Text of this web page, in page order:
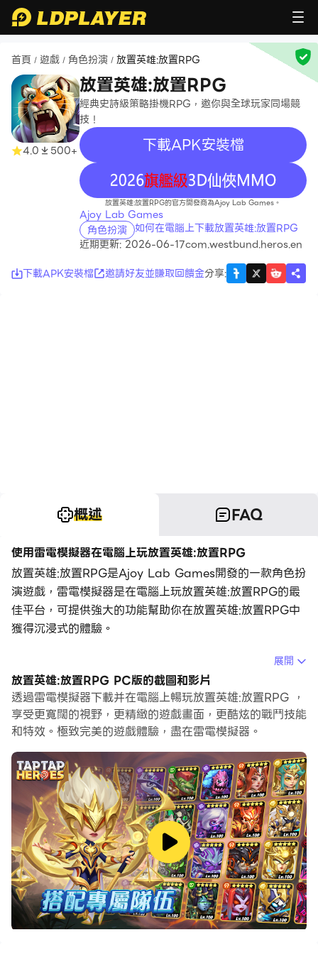
首頁 / 遊戲 / 角色扮演 / 放置英雄:放置RPG
4.0 500+
放置英雄:放置RPG
經典史詩級策略掛機RPG，邀你與全球玩家同場競
技！
下載APK安裝檔
recommend
放置英雄:放置RPG的官方開發商為Ajoy Lab Games。
Ajoy Lab Games
角色扮演 如何在電腦上下載放置英雄:放置RPG
近期更新: 2026-06-17com.westbund.heros.en
下載APK安裝檔
邀請好友並賺取回饋金分享:
概述 FAQ
使用雷電模擬器在電腦上玩放置英雄:放置RPG
放置英雄:放置RPG是Ajoy Lab Games開發的一款角色扮
演遊戲，雷電模擬器是在電腦上玩放置英雄:放置RPG的最
佳平台，可提供強大的功能幫助你在放置英雄:放置RPG中
獲得沉浸式的體驗。
當你在電腦上玩放置英雄:放置RPG的時候，作為一個想要
運行新帳號的初始玩家，多開和同步器功能對於首抽是非常
有用的。你可以使用他們去複製多個模擬器然後開始同步過
程。綁定您的帳號直到您抽到喜歡的英雄。
個很棒的選擇！運行同步器並錄製您的操作，然後即時地重
複主實例的操作。通過這樣做，您可以同時執行2個或更多
的帳戶。你可以總在其他人之前得到你想要的英雄！這要歸
功於更快的刷初始和更省時的召喚！現在就開始在電腦上下
載和玩放置英雄:放置RPG吧！
PocketGamer點評：「TapTap Heroes近乎完美的豎版
遊戲體驗將徹底顛覆你對普通挂機類RPG遊戲的想像。」
展開
放置英雄:放置RPG PC版的截圖和影片
透過雷電模擬器下載并在電腦上暢玩放置英雄:放置RPG ，
享受更寬闊的視野，更精緻的遊戲畫面，更酷炫的戰鬥技能
和特效。極致完美的遊戲體驗，盡在雷電模擬器。